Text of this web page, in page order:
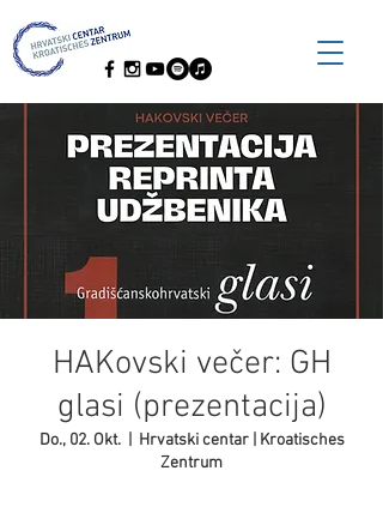
HAKovski večer: GH
glasi (prezentacija)
Do., 02. Okt.
  |
Hrvatski centar | Kroatisches
Zentrum